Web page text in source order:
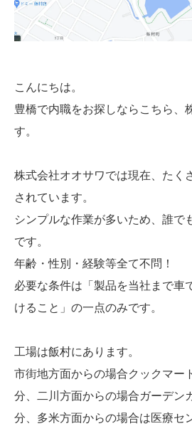
こんにちは。
豊橋で内職をお探しならこちら、
す。
株式会社オオサワでは現在、たく
されています。
シンプルな作業が多いため、誰で
です。
年齢・性別・経験等全て不問！
必要な条件は「製品を当社まで車
けること」の一点のみです。
工場は飯村にあります。
市街地方面からの場合クックマー
分、二川方面からの場合ガーデン
分、多米方面からの場合は医療セ